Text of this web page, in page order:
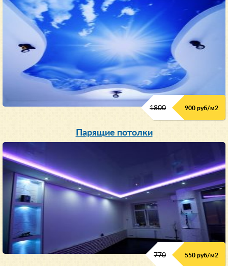
1800 900 руб/м2
Парящие потолки
770 550 руб/м2